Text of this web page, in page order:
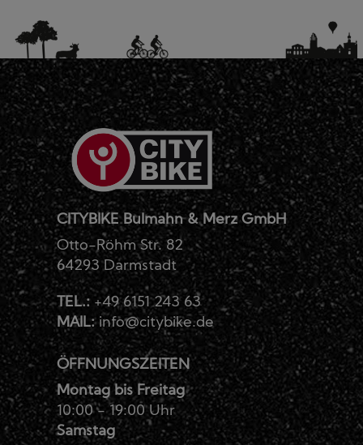
CITYBIKE Bulmahn & Merz GmbH
Otto-Röhm Str. 82
64293 Darmstadt
TEL.: +49 6151 243 63
MAIL: info@citybike.de
ÖFFNUNGSZEITEN
Montag bis Freitag
10:00 - 19:00 Uhr
Samstag